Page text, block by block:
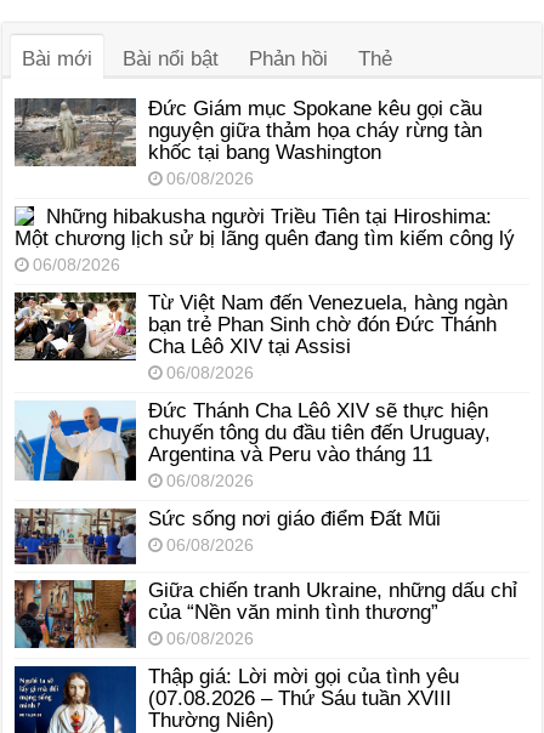
Bài mới Bài nổi bật Phản hồi Thẻ
Đức Giám mục Spokane kêu gọi cầu
nguyện giữa thảm họa cháy rừng tàn
khốc tại bang Washington
06/08/2026
Những hibakusha người Triều Tiên tại Hiroshima:
Một chương lịch sử bị lãng quên đang tìm kiếm công lý
06/08/2026
Từ Việt Nam đến Venezuela, hàng ngàn
bạn trẻ Phan Sinh chờ đón Đức Thánh
Cha Lêô XIV tại Assisi
06/08/2026
Đức Thánh Cha Lêô XIV sẽ thực hiện
chuyến tông du đầu tiên đến Uruguay,
Argentina và Peru vào tháng 11
06/08/2026
Sức sống nơi giáo điểm Đất Mũi
06/08/2026
Giữa chiến tranh Ukraine, những dấu chỉ
của “Nền văn minh tình thương”
06/08/2026
Thập giá: Lời mời gọi của tình yêu
(07.08.2026 – Thứ Sáu tuần XVIII
Thường Niên)